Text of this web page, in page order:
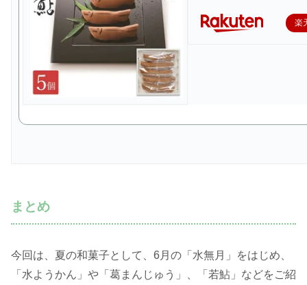
楽
まとめ
今回は、夏の和菓子として、6月の「水無月」をはじめ、
「水ようかん」や「葛まんじゅう」、「若鮎」などをご紹